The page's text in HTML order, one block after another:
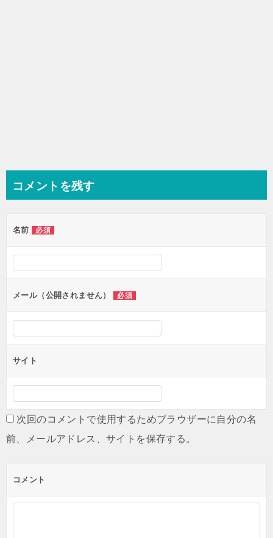
コメントを残す
名前 必須
メール（公開されません） 必須
サイト
次回のコメントで使用するためブラウザーに自分の名
前、メールアドレス、サイトを保存する。
コメント